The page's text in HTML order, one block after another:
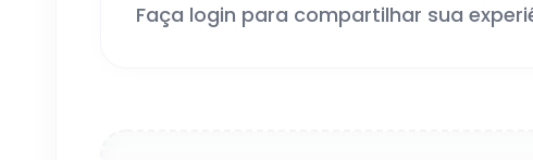
Faça login para compartilhar sua